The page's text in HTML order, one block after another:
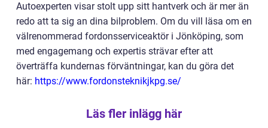
Autoexperten visar stolt upp sitt hantverk och är mer än
redo att ta sig an dina bilproblem. Om du vill läsa om en
välrenommerad fordonsserviceaktör i Jönköping, som
med engagemang och expertis strävar efter att
överträffa kundernas förväntningar, kan du göra det
här: https://www.fordonsteknikjkpg.se/
Läs fler inlägg här